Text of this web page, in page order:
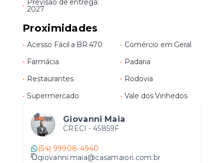
• Previsão de entrega:
2027
Proximidades
• Acesso Fácil a BR 470 • Comércio em Geral
• Farmácia • Padaria
• Restaurantes • Rodovia
• Supermercado • Vale dos Vinhedos
Giovanni Maia
CRECI - 45859F
(54) 99908-4940
giovanni.maia@casamaiori.com.br